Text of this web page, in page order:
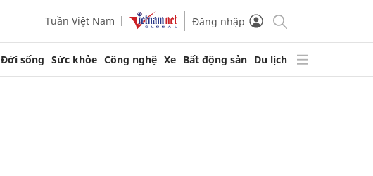
Tuần Việt Nam Đăng nhập
Đời sống Sức khỏe Công nghệ Xe Bất động sản Du lịch